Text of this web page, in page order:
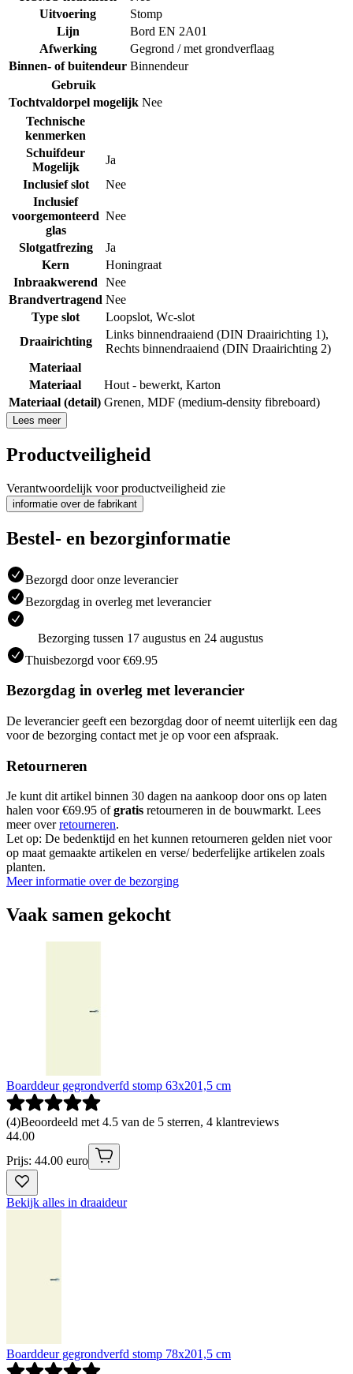
Uitvoering
Stomp
Lijn
Bord EN 2A01
Afwerking
Gegrond / met grondverflaag
Binnen- of buitendeur Binnendeur
Gebruik
Tochtvaldorpel mogelijk Nee
Technische
kenmerken
Schuifdeur
Mogelijk
Ja
Inclusief slot
Nee
Inclusief
voorgemonteerd
glas
Nee
Slotgatfrezing
Ja
Kern
Honingraat
Inbraakwerend
Nee
Brandvertragend Nee
Type slot
Loopslot, Wc-slot
Draairichting
Links binnendraaiend (DIN Draairichting 1),
Rechts binnendraaiend (DIN Draairichting 2)
Materiaal
Materiaal
Hout - bewerkt, Karton
Materiaal (detail) Grenen, MDF (medium-density fibreboard)
Lees meer
Productveiligheid
Verantwoordelijk voor productveiligheid zie
informatie over de fabrikant
Bestel- en bezorginformatie
Bezorgd door onze leverancier
Bezorgdag in overleg met leverancier
Bezorging tussen 17 augustus en 24 augustus
Thuisbezorgd voor €69.95
Bezorgdag in overleg met leverancier
De leverancier geeft een bezorgdag door of neemt uiterlijk een dag
voor de bezorging contact met je op voor een afspraak.
Retourneren
Je kunt dit artikel binnen 30 dagen na aankoop door ons op laten
halen voor €69.95 ofgratis retourneren in de bouwmarkt. Lees
meer overretourneren.
Let op: De bedenktijd en het kunnen retourneren gelden niet voor
op maat gemaakte artikelen en verse/ bederfelijke artikelen zoals
planten.
Meer informatie over de bezorging
Vaak samen gekocht
Boarddeur gegrondverfd stomp 63x201,5 cm
(4)Beoordeeld met 4.5 van de 5 sterren, 4 klantreviews
44.00
Prijs: 44.00 euro
Bekijk alles in draaideur
Boarddeur gegrondverfd stomp 78x201,5 cm